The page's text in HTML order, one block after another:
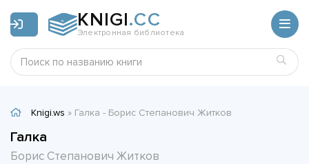
KNIGI.CC
Электронная библиотека
Knigi.ws » Галка - Борис Степанович Житков
Галка
Борис Степанович Житков